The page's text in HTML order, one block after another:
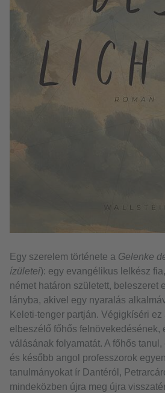
Egy szerelem története a Gelenke
ízületei): egy evangélikus lelkész
német határon született, beleszeret
lányba, akivel egy nyaralás
Keleti-tenger partján. Végigkíséri ez
elbeszélő főhős felnövekedésének,
válásának folyamatát. A főhős
és később angol professzorok
tanulmányokat ír Dantéról,
mindeközben újra meg újra